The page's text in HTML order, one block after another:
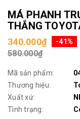
MÁ PHANH
THẮNG
340.000₫ -41%
580.000₫
Mã sản phẩm:
Thương hiệu:
Xuất xứ:
Tình trạng: